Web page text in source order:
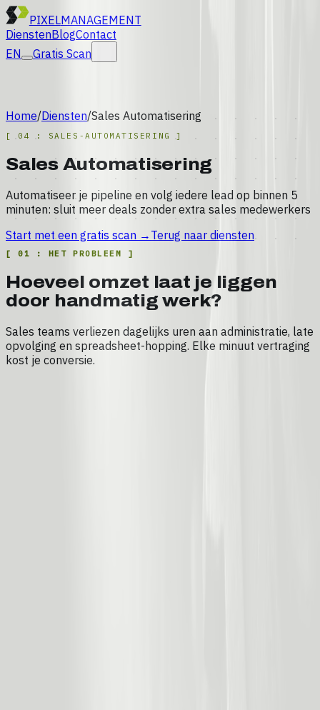
PIXELMANAGEMENT
DienstenBlogContact
EN
Gratis Scan
Home/Diensten/Sales Automatisering
[ 04 : SALES-AUTOMATISERING ]
Sales Automatisering
Automatiseer je pipeline en volg iedere lead op binnen 5
minuten: sluit meer deals zonder extra sales medewerkers
Start met een gratis scan → Terug naar diensten
[01 : HET PROBLEEM ]
Hoeveel omzet laat je liggen
door handmatig werk?
Sales teams verliezen dagelijks uren aan administratie, late
opvolging en spreadsheet-hopping. Elke minuut vertraging
kost je conversie.